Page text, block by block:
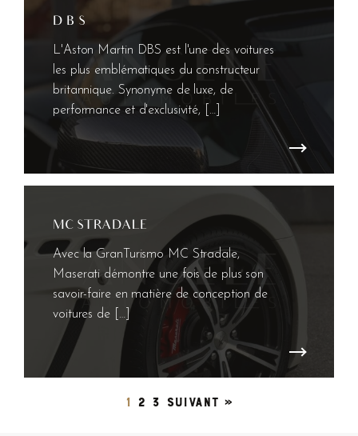
D B S
L'Aston Martin DBS est l'une des voitures
les plus emblématiques du constructeur
britannique. Synonyme de luxe, de
performance et d'exclusivité, […]
MC STRADALE
Avec la GranTurismo MC Stradale,
Maserati démontre une fois de plus son
savoir-faire en matière de conception de
voitures de […]
1 2 3 Suivant »